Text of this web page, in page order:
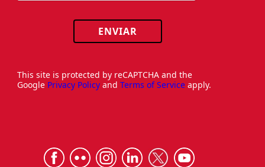
ENVIAR
This site is protected by reCAPTCHA and the
Google Privacy Policy and Terms of Service apply.